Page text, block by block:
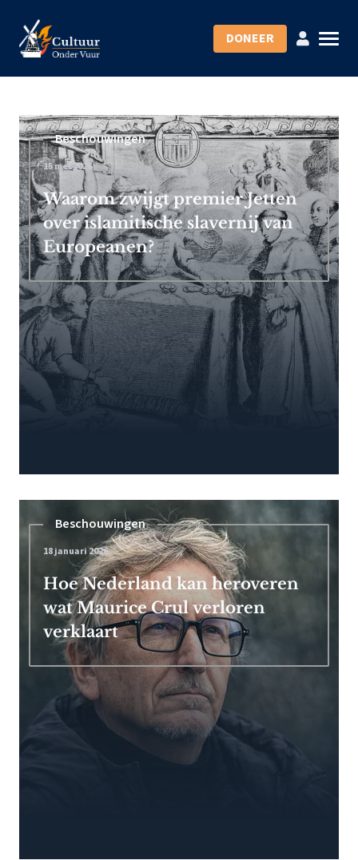
DONEER
Beschouwingen
15 mei 2026
Waarom zwijgt premier Jetten
over islamitische slavernij van
Europeanen?
Beschouwingen
18 januari 2026
Hoe Nederland kan heroveren
wat Maurice Crul verloren
verklaart